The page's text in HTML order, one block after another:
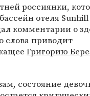
россиянки,
отеля
комментарии о
слова приводит
Григорию
состояние